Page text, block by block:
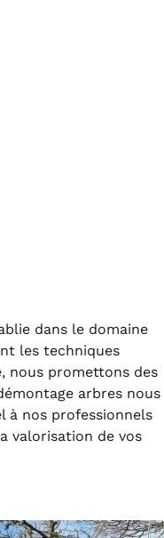
dans le domaine
les techniques
nous promettons des
arbres nous
à nos professionnels
valorisation de vos